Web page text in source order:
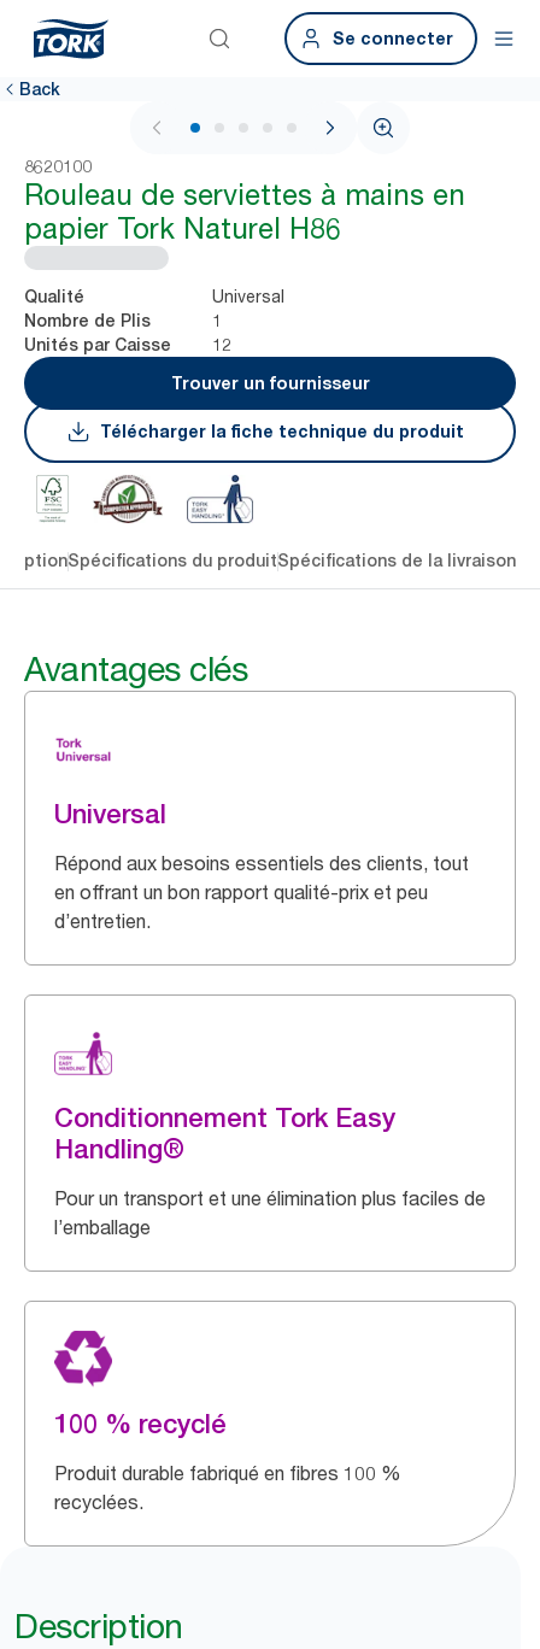
Se connecter
Back
1 / 5
8620100
Rouleau de serviettes à mains en
papier Tork Naturel H86
Qualité Universal
Nombre de Plis 1
Unités par Caisse
12
Trouver un fournisseur
Télécharger la fiche technique du produit
Spécifications du produitSpécifications de la livraison
Avantages clés
Universal
Répond aux besoins essentiels des clients, tout
en offrant un bon rapport qualité-prix et peu
d’entretien.
Conditionnement Tork Easy
Handling®
Pour un transport et une élimination plus faciles de
l’emballage
100 % recyclé
Produit durable fabriqué en fibres 100 %
recyclées.
Description